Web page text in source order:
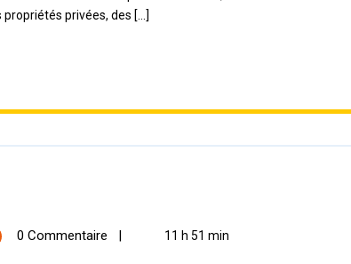
privées, des [...]
0 Commentaire | 11 h 51 min